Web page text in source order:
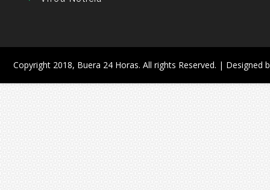
Copyright 2018, Buera 24 Horas. All rights Reserved. | Designed